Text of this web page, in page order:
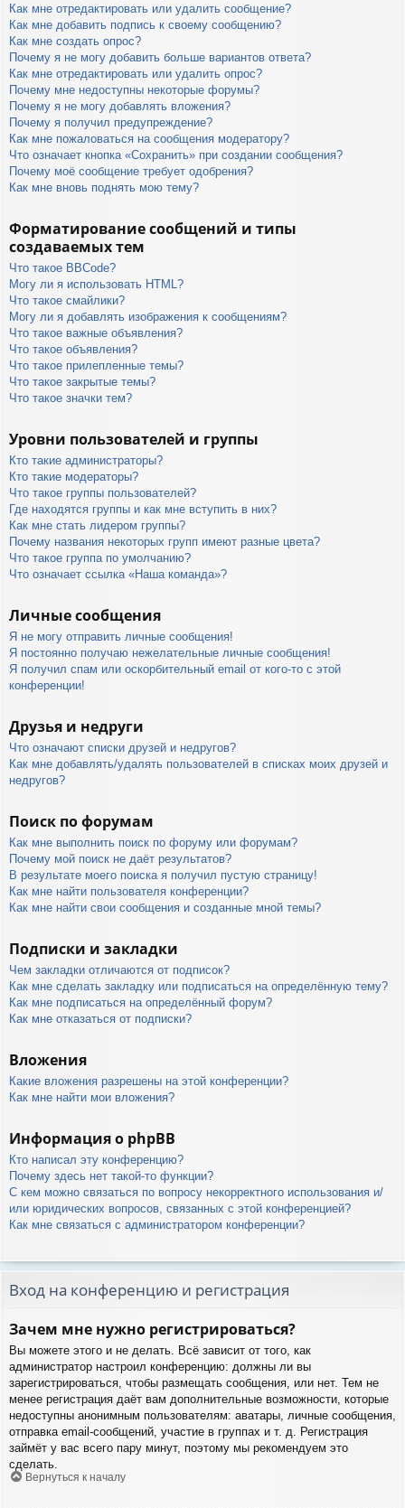
Как мне отредактировать или удалить сообщение?
Как мне добавить подпись к своему сообщению?
Как мне создать опрос?
Почему я не могу добавить больше вариантов ответа?
Как мне отредактировать или удалить опрос?
Почему мне недоступны некоторые форумы?
Почему я не могу добавлять вложения?
Почему я получил предупреждение?
Как мне пожаловаться на сообщения модератору?
Что означает кнопка «Сохранить» при создании сообщения?
Почему моё сообщение требует одобрения?
Как мне вновь поднять мою тему?
Форматирование сообщений и типы
создаваемых тем
Что такое BBCode?
Могу ли я использовать HTML?
Что такое смайлики?
Могу ли я добавлять изображения к сообщениям?
Что такое важные объявления?
Что такое объявления?
Что такое прилепленные темы?
Что такое закрытые темы?
Что такое значки тем?
Уровни пользователей и группы
Кто такие администраторы?
Кто такие модераторы?
Что такое группы пользователей?
Где находятся группы и как мне вступить в них?
Как мне стать лидером группы?
Почему названия некоторых групп имеют разные цвета?
Что такое группа по умолчанию?
Что означает ссылка «Наша команда»?
Личные сообщения
Я не могу отправить личные сообщения!
Я постоянно получаю нежелательные личные сообщения!
Я получил спам или оскорбительный email от кого-то с этой
конференции!
Друзья и недруги
Что означают списки друзей и недругов?
Как мне добавлять/удалять пользователей в списках моих друзей и
недругов?
Поиск по форумам
Как мне выполнить поиск по форуму или форумам?
Почему мой поиск не даёт результатов?
В результате моего поиска я получил пустую страницу!
Как мне найти пользователя конференции?
Как мне найти свои сообщения и созданные мной темы?
Подписки и закладки
Чем закладки отличаются от подписок?
Как мне сделать закладку или подписаться на определённую тему?
Как мне подписаться на определённый форум?
Как мне отказаться от подписки?
Вложения
Какие вложения разрешены на этой конференции?
Как мне найти мои вложения?
Информация о phpBB
Кто написал эту конференцию?
Почему здесь нет такой-то функции?
С кем можно связаться по вопросу некорректного использования и/
или юридических вопросов, связанных с этой конференцией?
Как мне связаться с администратором конференции?
Вход на конференцию и регистрация
Зачем мне нужно регистрироваться?
Вы можете этого и не делать. Всё зависит от того, как
администратор настроил конференцию: должны ли вы
зарегистрироваться, чтобы размещать сообщения, или нет. Тем не
менее регистрация даёт вам дополнительные возможности, которые
недоступны анонимным пользователям: аватары, личные сообщения,
отправка email-сообщений, участие в группах и т. д. Регистрация
займёт у вас всего пару минут, поэтому мы рекомендуем это
сделать.
Вернуться к началу